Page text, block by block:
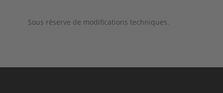
Sous réserve de modifications techniques.